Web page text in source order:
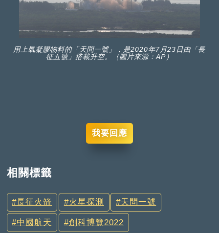
用上氣凝膠物料的「天問一號」，是2020年7月23日由「長
征五號」搭載升空。（圖片來源：AP）
我要回應
相關標籤
長征火箭 火星探測 天問一號
中國航天 創科博覽2022